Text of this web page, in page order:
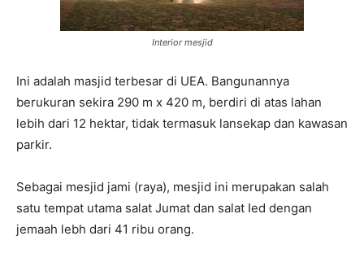
Interior mesjid
Ini adalah masjid terbesar di UEA. Bangunannya
berukuran sekira 290 m x 420 m, berdiri di atas lahan
lebih dari 12 hektar, tidak termasuk lansekap dan kawasan
parkir.
Sebagai mesjid jami (raya), mesjid ini merupakan salah
satu tempat utama salat Jumat dan salat Ied dengan
jemaah lebh dari 41 ribu orang.